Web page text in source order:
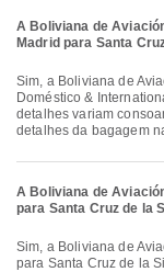
A Boliviana de
Madrid para Santa
Sim, a Boliviana de Aviación oferece franquia de bagagem para voos
Doméstico &
detalhes variam
detalhes da bagagem
A Boliviana de
para Santa Cruz de la
Sim, a Boliviana de Aviación oferece check-in on-line para voos de Madrid
para Santa Cruz de la